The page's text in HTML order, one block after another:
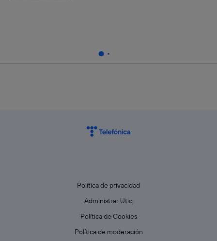
Política de privacidad
Administrar Utiq
Política de Cookies
Política de moderación